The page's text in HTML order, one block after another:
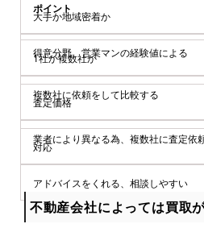
ポイント
大手か地域密着か
得意分野、営業マンの経験値による
1社か複数社か
複数社に依頼をして比較する
査定価格
業者により異なる為、複数社に査定依
対応
アドバイスをくれる、相談しやすい
不動産会社によっては買取